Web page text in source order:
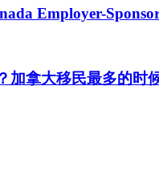
Employer-
加拿大移民最多的时